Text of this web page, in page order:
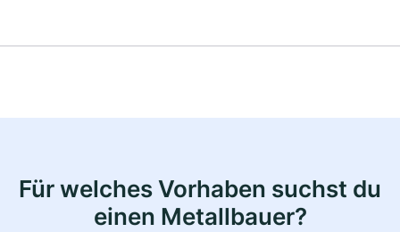
Für welches Vorhaben suchst du
einen Metallbauer?